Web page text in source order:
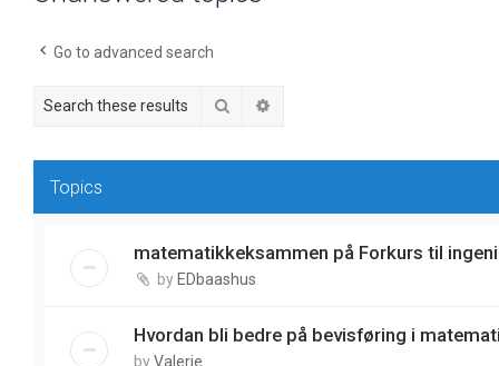
Go to advanced search
Search
Topics
matematikkeksammen på Forkurs til
by EDbaashus
Hvordan bli bedre på bevisføring i
byValerie